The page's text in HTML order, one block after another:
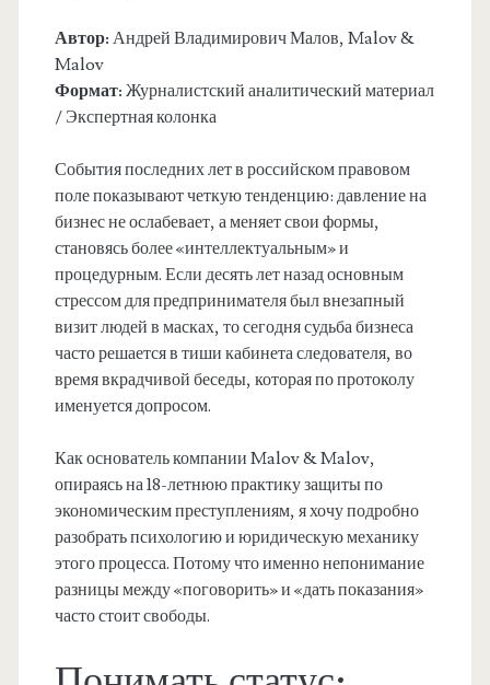
Автор: Андрей Владимирович Малов, Malov &
Malov
Формат: Журналистский аналитический материал
/ Экспертная колонка
События последних лет в российском правовом
поле показывают четкую тенденцию: давление на
бизнес не ослабевает, а меняет свои формы,
становясь более «интеллектуальным» и
процедурным. Если десять лет назад основным
стрессом для предпринимателя был внезапный
визит людей в масках, то сегодня судьба бизнеса
часто решается в тиши кабинета следователя, во
время вкрадчивой беседы, которая по протоколу
именуется допросом.
Как основатель компании Malov & Malov,
опираясь на 18-летнюю практику защиты по
экономическим преступлениям, я хочу подробно
разобрать психологию и юридическую механику
этого процесса. Потому что именно непонимание
разницы между «поговорить» и «дать показания»
часто стоит свободы.